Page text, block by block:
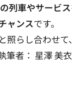
列車やサービ
ャンスです。
照らし合わせ
者： 星澤 美衣